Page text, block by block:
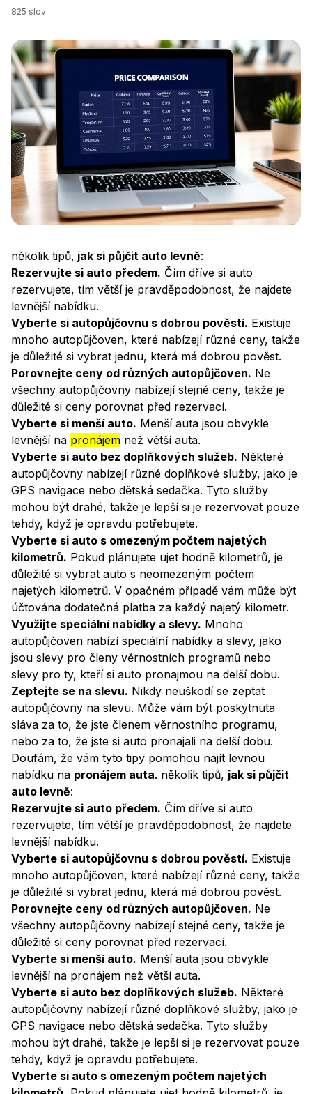
825 slov
několik tipů, jak si půjčit auto levně:
Rezervujte si auto předem. Čím dříve si auto
rezervujete, tím větší je pravděpodobnost, že najdete
levnější nabídku.
Vyberte si autopůjčovnu s dobrou pověstí. Existuje
mnoho autopůjčoven, které nabízejí různé ceny, takže
je důležité si vybrat jednu, která má dobrou pověst.
Porovnejte ceny od různých autopůjčoven. Ne
všechny autopůjčovny nabízejí stejné ceny, takže je
důležité si ceny porovnat před rezervací.
Vyberte si menší auto. Menší auta jsou obvykle
levnější na pronájem než větší auta.
Vyberte si auto bez doplňkových služeb. Některé
autopůjčovny nabízejí různé doplňkové služby, jako je
GPS navigace nebo dětská sedačka. Tyto služby
mohou být drahé, takže je lepší si je rezervovat pouze
tehdy, když je opravdu potřebujete.
Vyberte si auto s omezeným počtem najetých
kilometrů. Pokud plánujete ujet hodně kilometrů, je
důležité si vybrat auto s neomezeným počtem
najetých kilometrů. V opačném případě vám může být
účtována dodatečná platba za každý najetý kilometr.
Využijte speciální nabídky a slevy. Mnoho
autopůjčoven nabízí speciální nabídky a slevy, jako
jsou slevy pro členy věrnostních programů nebo
slevy pro ty, kteří si auto pronajmou na delší dobu.
Zeptejte se na slevu. Nikdy neuškodí se zeptat
autopůjčovny na slevu. Může vám být poskytnuta
sláva za to, že jste členem věrnostního programu,
nebo za to, že jste si auto pronajali na delší dobu.
Doufám, že vám tyto tipy pomohou najít levnou
nabídku na pronájem auta. několik tipů, jak si půjčit
auto levně:
Rezervujte si auto předem. Čím dříve si auto
rezervujete, tím větší je pravděpodobnost, že najdete
levnější nabídku.
Vyberte si autopůjčovnu s dobrou pověstí. Existuje
mnoho autopůjčoven, které nabízejí různé ceny, takže
je důležité si vybrat jednu, která má dobrou pověst.
Porovnejte ceny od různých autopůjčoven. Ne
všechny autopůjčovny nabízejí stejné ceny, takže je
důležité si ceny porovnat před rezervací.
Vyberte si menší auto. Menší auta jsou obvykle
levnější na pronájem než větší auta.
Vyberte si auto bez doplňkových služeb. Některé
autopůjčovny nabízejí různé doplňkové služby, jako je
GPS navigace nebo dětská sedačka. Tyto služby
mohou být drahé, takže je lepší si je rezervovat pouze
tehdy, když je opravdu potřebujete.
Vyberte si auto s omezeným počtem najetých